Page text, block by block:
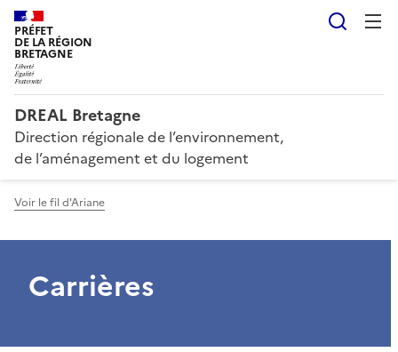
PRÉFET
DE LA RÉGION
BRETAGNE
DREAL Bretagne
Direction régionale de l’environnement,
de l’aménagement et du logement
Voir le fil d'Ariane
Carrières